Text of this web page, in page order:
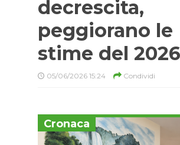
decrescita,
peggiorano le
stime del
05/06/2026 15:24 Condividi
Cronaca